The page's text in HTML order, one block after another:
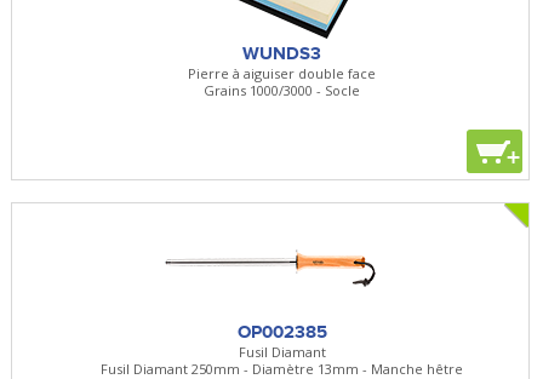
WUNDS3
Pierre à aiguiser double face
Grains 1000/3000 - Socle
+
OP002385
Fusil Diamant
Fusil Diamant 250mm - Diamètre 13mm - Manche hêtre